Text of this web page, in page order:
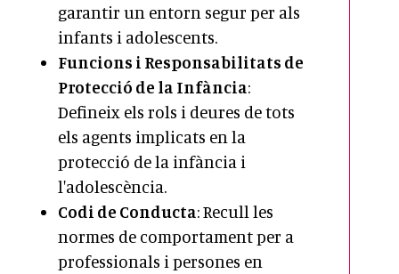
garantir un entorn segur per als
infants i adolescents.
Funcions i Responsabilitats de
Protecció de la Infància:
Defineix els rols i deures de tots
els agents implicats en la
protecció de la infància i
l'adolescència.
Codi de Conducta: Recull les
normes de comportament per a
professionals i persones en